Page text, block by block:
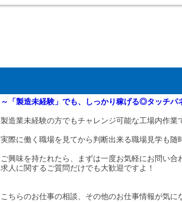
～「製造未経験」でも、しっかり稼げる◎タッチパ
製造業未経験の方でもチャレンジ可能な工場内作
実際に働く職場を見てから判断出来る職場見学も
ご興味を持たれたら、まずは一度お気軽にお問い合
求人に関するご質問だけでも大歓迎ですよ！
こちらのお仕事の相談、その他のお仕事情報が気に